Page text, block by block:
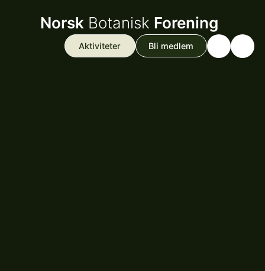
Norsk Botanisk Forening
Aktiviteter Bli medlem Search